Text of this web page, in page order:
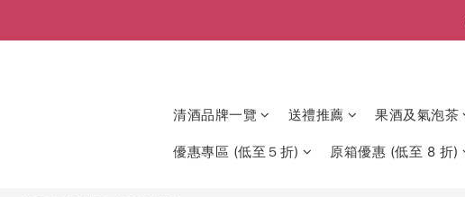
清酒品牌一覽 送禮推薦 果酒及氣泡茶
優惠專區 (低至５折) 原箱優惠 (低至 8 折)